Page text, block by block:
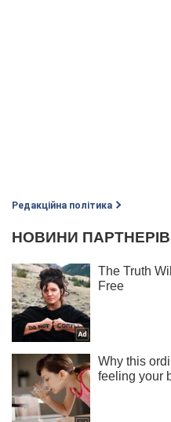
Редакційна політика